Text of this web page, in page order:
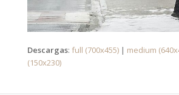
Descargas: full (700x455)| medium
(150x230)